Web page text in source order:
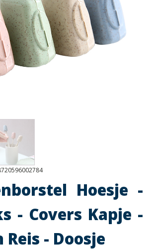
Hoesje -
- Covers Kapje -
Reis - Doosje